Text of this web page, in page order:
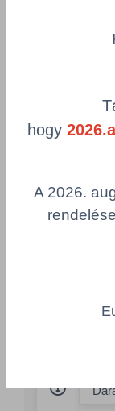
product-
Szín
ÉLVÉDÕ
Material
hogy
A 2026.